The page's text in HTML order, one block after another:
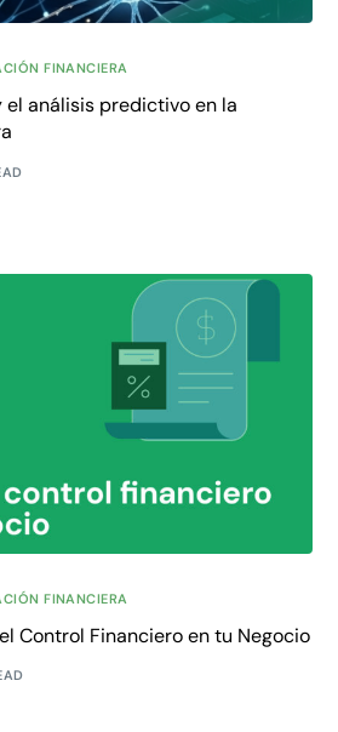
FINANCIERA
el análisis predictivo en la
FINANCIERA
Control Financiero en tu Negocio